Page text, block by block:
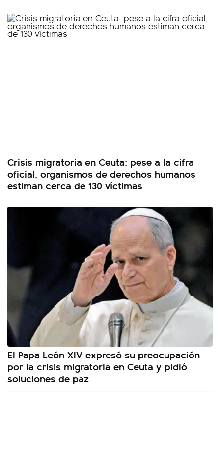
Crisis migratoria en Ceuta: pese a la cifra
oficial, organismos de derechos humanos
estiman cerca de 130 víctimas
El Papa León XIV expresó su preocupación
por la crisis migratoria en Ceuta y pidió
soluciones de paz